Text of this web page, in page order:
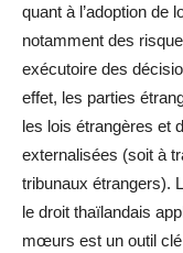
quant à l’adoption de
notamment des
exécutoire des
effet, les parties
les lois étrangères et
externalisées (soit à
tribunaux étrangers).
le droit thaïlandais
mœurs est un outil